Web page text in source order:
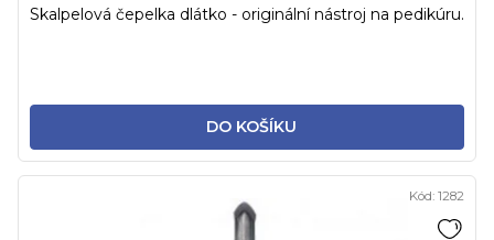
DO KOŠÍKU
Skalpelová čepelka dlátko - originální nástroj na pedikúru.
Kód: 1282